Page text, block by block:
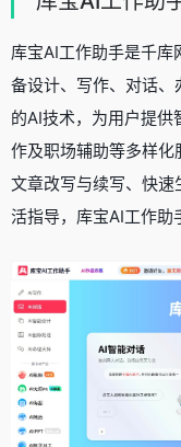
库宝AI工作助手是千
备设计、写作、对话
的AI技术，为用户提供
作及职场辅助等多样化
文章改写与续写、快
活指导，库宝AI工作助